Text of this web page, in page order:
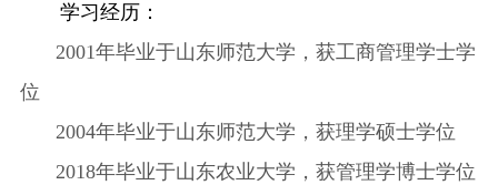
学习经历：
2001年毕业于山东师范大学，获工商管理学士学
位
2004年毕业于山东师范大学，获理学硕士学位
2018年毕业于山东农业大学，获管理学博士学位